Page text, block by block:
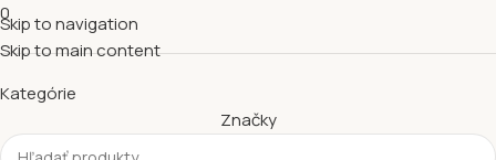
Skip to navigation
Skip to main content
0
Kategórie
Značky